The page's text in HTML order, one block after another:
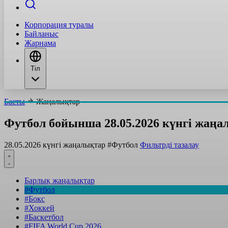
Корпорация туралы
Байланыс
Жарнама
Тіл
Басты Жаңалықтар
Футбол бойынша 28.05.2026 күнгі
28.05.2026 күнгі жаңалықтар #Футбол Фильтрді тазалау
Барлық жаңалықтар
#Футбол
#Бокс
#Хоккей
#Баскетбол
#FIFA World Cup 2026